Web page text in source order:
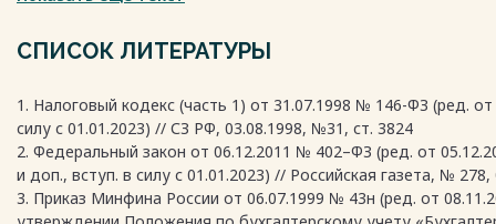
бухгалтерского учета, бухгалтерской отчетности и
? по осмотру (обследованию) различных предметов, любых
для извлечения доходов либо связанных с содержанием
производственных, складских, торговых и иных помещений и
? по проведению инвентаризации принадлежащего
? а также других действий налоговых органов (их
СПИСОК ЛИТЕРАТУРЫ
1. Налоговый кодекс (часть 1) от 31.07.1998 № 146-ФЗ (ред. от
силу с 01.01.2023) // СЗ РФ, 03.08.1998, №31, ст. 3824
2. Федеральный закон от 06.12.2011 № 402–ФЗ (ред. от
и доп., вступ. в силу с 01.01.2023) // Российская газета, № 278,
3. Приказ Минфина России от 06.07.1999 № 43н (ред. от